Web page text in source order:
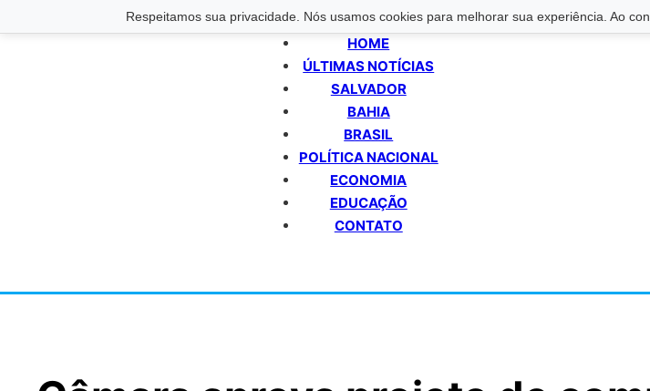
Respeitamos sua privacidade. Nós usamos cookies para melhorar sua experiência. Ao
HOME
ÚLTIMAS NOTÍCIAS
SALVADOR
BAHIA
BRASIL
POLÍTICA NACIONAL
ECONOMIA
EDUCAÇÃO
CONTATO